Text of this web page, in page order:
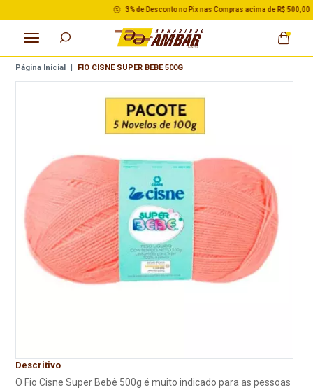
3% de Desconto no Pix nas Compras acima de R$ 500,00
Página Inicial | FIO CISNE SUPER BEBE 500G
Descritivo
O Fio Cisne Super Bebê 500g é muito indicado para as pessoas